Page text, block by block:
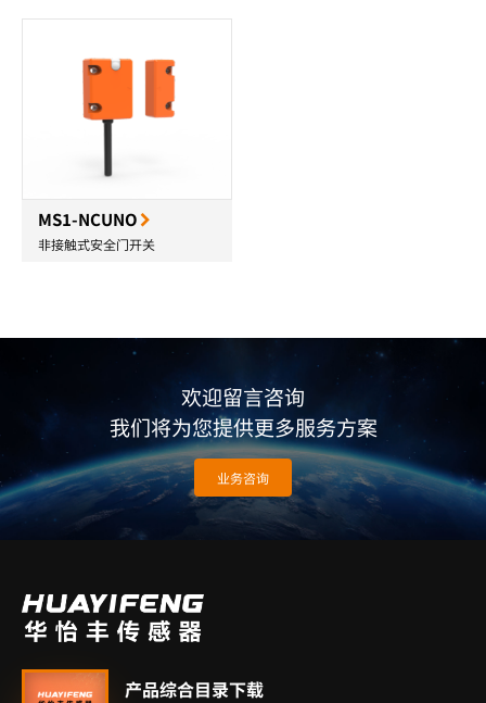
MS1-NCUNO
非接触式安全门开关
欢迎留言咨询
我们将为您提供更多服务方案
业务咨询
产品综合目录下载